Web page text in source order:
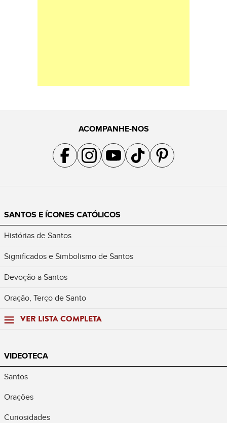
ACOMPANHE-NOS
Acompanhe a gente no Facebook
Acompanhe a gente no Instagram
Acompanhe a gente no YouTube
Acompanhe a gente no TikTok
Acompanhe a gente no
SANTOS E ÍCONES CATÓLICOS
Histórias de Santos
Significados e Simbolismo de Santos
Devoção a Santos
Oração, Terço de Santo
VER LISTA COMPLETA
VIDEOTECA
Santos
Orações
Curiosidades